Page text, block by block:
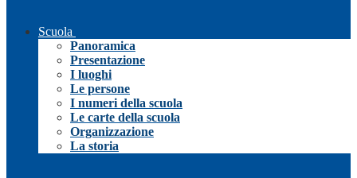
Scuola
Panoramica
Presentazione
I luoghi
Le persone
I numeri della scuola
Le carte della scuola
Organizzazione
La storia